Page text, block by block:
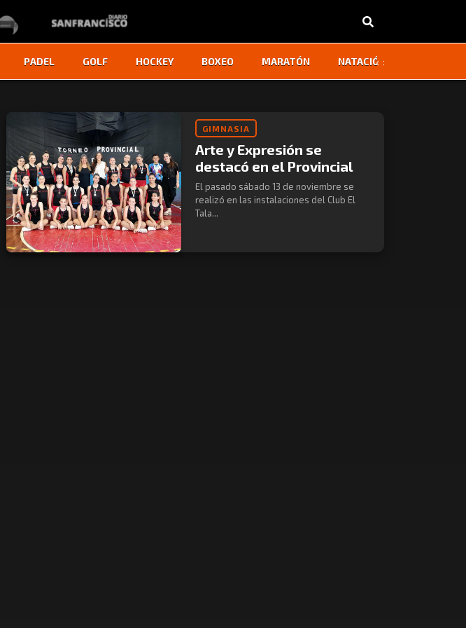
PADEL GOLF HOCKEY BOXEO MARATÓN NATACIÓN
‹ ›
GIMNASIA
Arte y Expresión se
destacó en el Provincial
El pasado sábado 13 de noviembre se
realizó en las instalaciones del Club El
Tala...